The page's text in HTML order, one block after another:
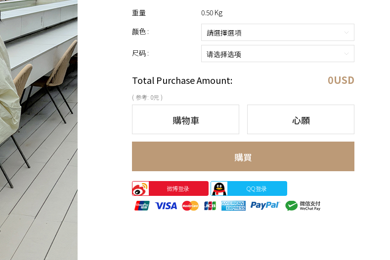
重量
0.50 Kg
颜色 :
尺码 :
Total Purchase Amount: 0USD
( 参考: 0元 )
購物車 心願
購買
微博登录 QQ登录